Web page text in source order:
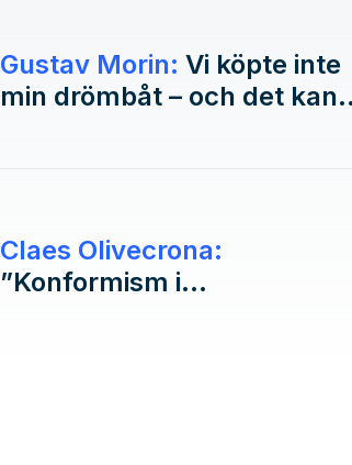
Gustav Morin:
min drömbåt – och det kan
Claes Olivecrona:
”Konformism i